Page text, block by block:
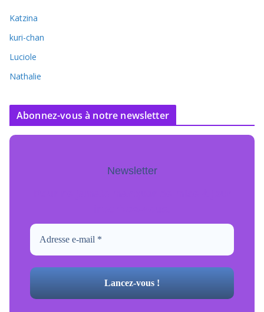
Katzina
kuri-chan
Luciole
Nathalie
Abonnez-vous à notre newsletter
Newsletter